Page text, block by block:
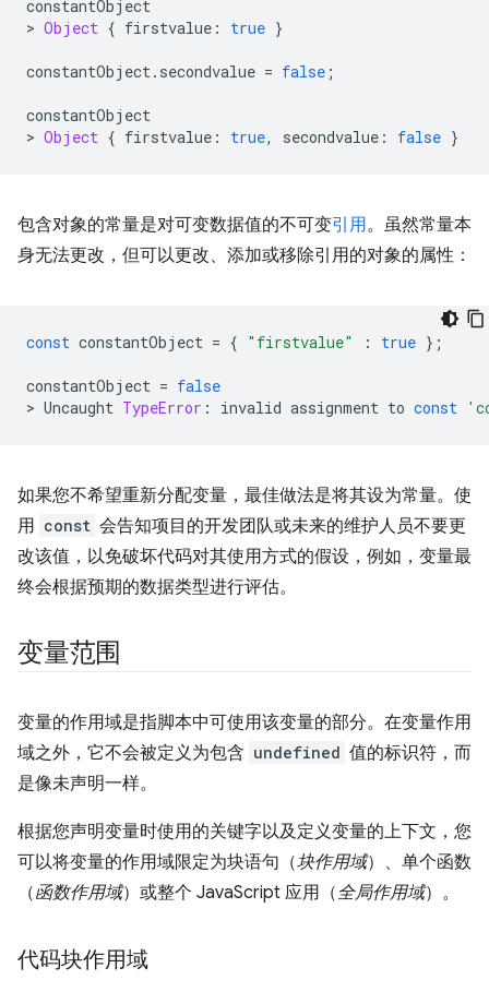
constantObject
> Object { firstvalue : true }
constantObject. secondvalue = false ;
constantObject
> Object { firstvalue : true, secondvalue : false }
包含对象的常量是对可变数据值的不可变引用。虽然常量本
身无法更改，但可以更改、添加或移除引用的对象的属性：
const constantObject = { "firstvalue" : true };
constantObject = false
> Uncaught TypeError : invalid assignment to const
如果您不希望重新分配变量，最佳做法是将其设为常量。使
用 const 会告知项目的开发团队或未来的维护人员不要更
改该值，以免破坏代码对其使用方式的假设，例如，变量最
终会根据预期的数据类型进行评估。
变量范围
变量的作用域是指脚本中可使用该变量的部分。在变量作用
域之外，它不会被定义为包含 undefined 值的标识符，而
是像未声明一样。
根据您声明变量时使用的关键字以及定义变量的上下文，您
可以将变量的作用域限定为块语句（块作用域）、单个函数
（函数作用域）或整个 JavaScript 应用（全局作用域）。
代码块作用域